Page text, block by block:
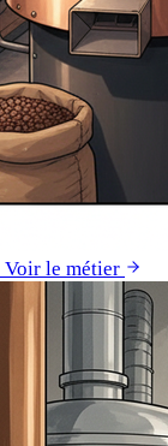
Voir le métier